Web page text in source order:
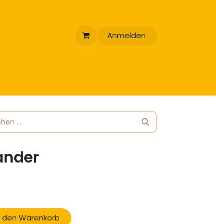
Anmelden
den Warenkorb